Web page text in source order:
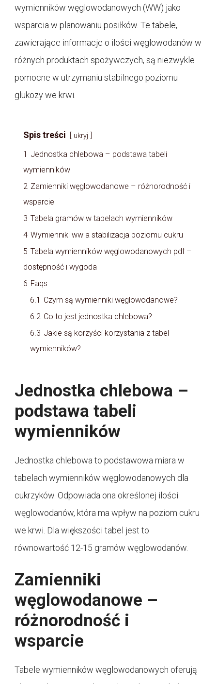
wymienników węglowodanowych (WW) jako
wsparcia w planowaniu posiłków. Te tabele,
zawierające informacje o ilości węglowodanów w
różnych produktach spożywczych, są niezwykle
pomocne w utrzymaniu stabilnego poziomu
glukozy we krwi.
Spis treści ukryj
1 Jednostka chlebowa – podstawa tabeli
wymienników
2 Zamienniki węglowodanowe – różnorodność i
wsparcie
3 Tabela gramów w tabelach wymienników
4 Wymienniki ww a stabilizacja poziomu cukru
5 Tabela wymienników węglowodanowych pdf –
dostępność i wygoda
6 Faqs
6.1 Czym są wymienniki węglowodanowe?
6.2 Co to jest jednostka chlebowa?
6.3 Jakie są korzyści korzystania z tabel
wymienników?
Jednostka chlebowa –
podstawa tabeli
wymienników
Jednostka chlebowa to podstawowa miara w
tabelach wymienników węglowodanowych dla
cukrzyków. Odpowiada ona określonej ilości
węglowodanów, która ma wpływ na poziom cukru
we krwi. Dla większości tabel jest to
równowartość 12-15 gramów węglowodanów.
Zamienniki
węglowodanowe –
różnorodność i
wsparcie
Tabele wymienników węglowodanowych oferują